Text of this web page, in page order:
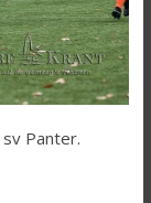
Panter.